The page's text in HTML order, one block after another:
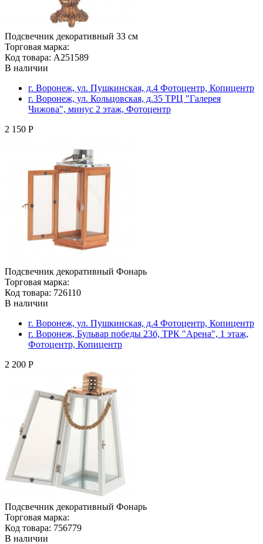
Подсвечник декоративный 33 см
Торговая марка:
Код товара: A251589
В наличии
г. Воронеж, ул. Пушкинская, д.4 Фотоцентр, Копицентр
г. Воронеж, ул. Кольцовская, д.35 ТРЦ "Галерея
Чижова", минус 2 этаж, Фотоцентр
2 150 Р
Подсвечник декоративный Фонарь
Торговая марка:
Код товара: 726110
В наличии
г. Воронеж, ул. Пушкинская, д.4 Фотоцентр, Копицентр
г. Воронеж, Бульвар победы 23б, ТРК "Арена", 1 этаж,
Фотоцентр, Копицентр
2 200 Р
Подсвечник декоративный Фонарь
Торговая марка:
Код товара: 756779
В наличии